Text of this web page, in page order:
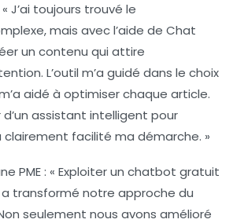
« J’ai toujours trouvé le
mais avec l’aide de Chat
un contenu qui attire
L’outil m’a guidé dans le choix
aidé à optimiser chaque article.
assistant intelligent pour
clairement facilité ma démarche. »
PME : « Exploiter un chatbot gratuit
transformé notre approche du
seulement nous avons amélioré